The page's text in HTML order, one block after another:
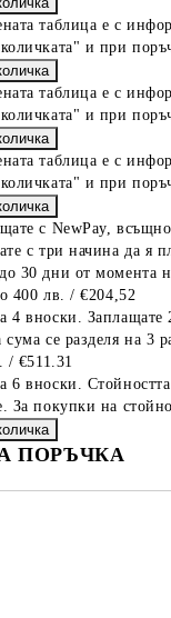
таблица е с
и при
таблица е с
и при
таблица е с
и при
с NewPay,
с три начина да я
30 дни от момента
400 лв. / €204,52
4 вноски. Заплащате
сума се разделя на 3
/ €511.31
6 вноски.
За покупки на
ПОРЪЧКА